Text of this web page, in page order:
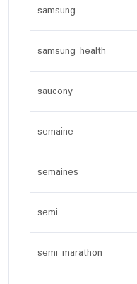
samsung
samsung health
saucony
semaine
semaines
semi
semi marathon